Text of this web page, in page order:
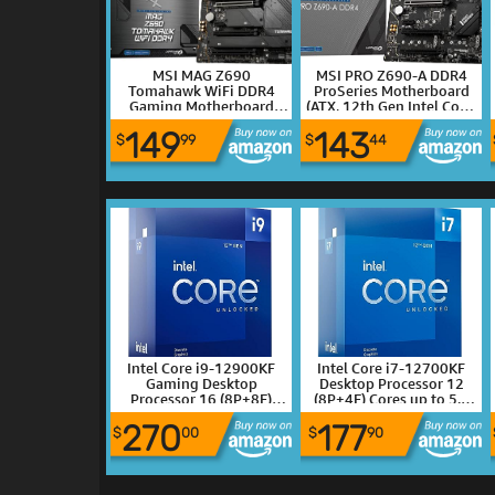
MSI MAG Z690
Tomahawk WiFi DDR4
Gaming Motherboard
(ATX, 12th Gen Intel Core,
LGA 1700 Socket, DDR4,
PCIe 4, CFX, M.2 Slots, Wi-
Fi 6)
$14999
MSI PRO Z690-A DDR4
ProSeries Motherboard
(ATX, 12th Gen Intel Core,
LGA 1700 Socket, DDR4,
PCIe 4, CFX, M.2 Slots)
$14344
Intel Core i9-12900KF
Gaming Desktop
Processor 16 (8P+8E)
Cores up to 5.2 GHz
Unlocked LGA1700 600
Series Chipset 125W
$27000
Intel Core i7-12700KF
Desktop Processor 12
(8P+4E) Cores up to 5.0
GHz Unlocked LGA1700
600 Series Chipset 125W
$17790